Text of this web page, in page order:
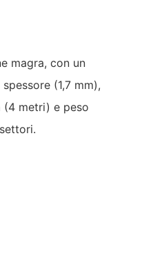
magra, con un
(1,7 mm),
(4 metri) e peso